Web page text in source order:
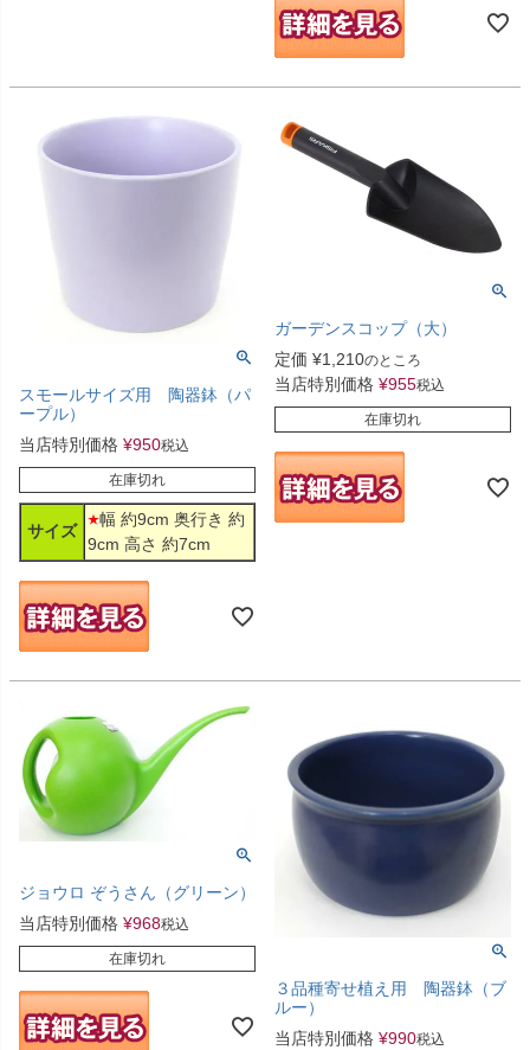
スモールサイズ用 陶器鉢（パ
ープル）
当店特別価格 ¥950税込
在庫切れ
サイズ
幅 約9cm 奥行き 約
9cm 高さ 約7cm
ガーデンスコップ（大）
定価 ¥1,210のところ
当店特別価格 ¥955税込
在庫切れ
ジョウロ ぞうさん（グリーン）
当店特別価格 ¥968税込
在庫切れ
３品種寄せ植え用 陶器鉢（ブ
ルー）
当店特別価格 ¥990税込